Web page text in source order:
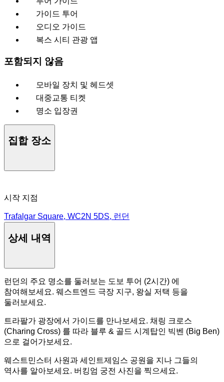
가이드 투어
오디오 가이드
복스 시티 관광 앱
포함되지 않음
모바일 장치 및 헤드셋
대중교통 티켓
명소 입장권
집합 장소
시작 지점
Trafalgar Square, WC2N 5DS, 런던
상세 내역
런던의 주요 명소를 둘러보는 도보 투어 (2시간) 에
참여해보세요. 웨스트엔드 극장 지구, 왕실 저택 등을
둘러보세요.
트라팔가 광장에서 가이드를 만나보세요. 채링 크로스
(Charing Cross) 를 따라 블루 & 골드 시계탑인 빅벤 (Big Ben)
으로 걸어가보세요.
웨스트민스터 사원과 세인트제임스 공원을 지나 그들의
역사를 알아보세요. 버킹엄 궁전 사진을 찍으세요.